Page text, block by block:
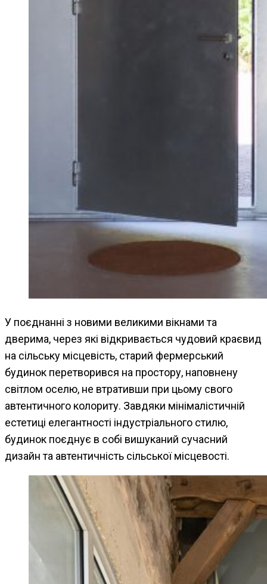
У поєднанні з новими великими вікнами та
дверима, через які відкривається чудовий краєвид
на сільську місцевість, старий фермерський
будинок перетворився на простору, наповнену
світлом оселю, не втративши при цьому свого
автентичного колориту. Завдяки мінімалістичній
естетиці елегантності індустріального стилю,
будинок поєднує в собі вишуканий сучасний
дизайн та автентичність сільської місцевості.